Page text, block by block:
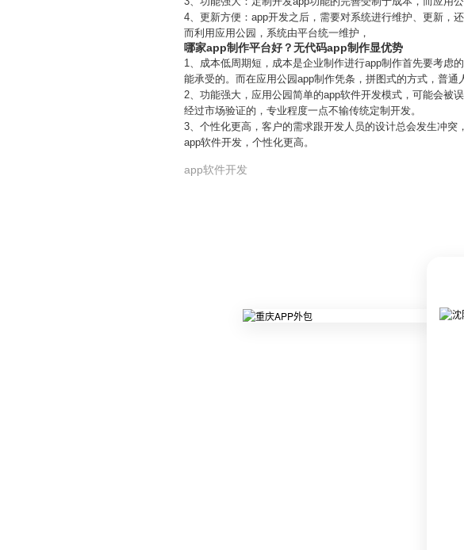
4、更新方便：app开发之后，需要对系统进行维护、更新，
而利用应用公园，系统由平台统一维护，
哪家app制作平台好？无代码app制作显优势
1、成本低周期短，成本是企业制作进行app制作首先要考虑
能承受的。而在应用公园app制作凭条，拼图式的方式，普通
2、功能强大，应用公园简单的app软件开发模式，可能会被
经过市场验证的，专业程度一点不输传统定制开发。
3、个性化更高，客户的需求跟开发人员的设计总会发生冲
app软件开发，个性化更高。
app软件开发